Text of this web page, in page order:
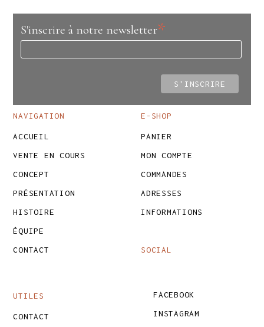
S'inscrire à notre newsletter*
NAVIGATION
ACCUEIL
VENTE EN COURS
CONCEPT
PRÉSENTATION
HISTOIRE
ÉQUIPE
CONTACT
UTILES
CONTACT
E-SHOP
PANIER
MON COMPTE
COMMANDES
ADRESSES
INFORMATIONS
SOCIAL
FACEBOOK
INSTAGRAM